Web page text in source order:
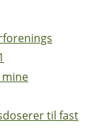
til fast